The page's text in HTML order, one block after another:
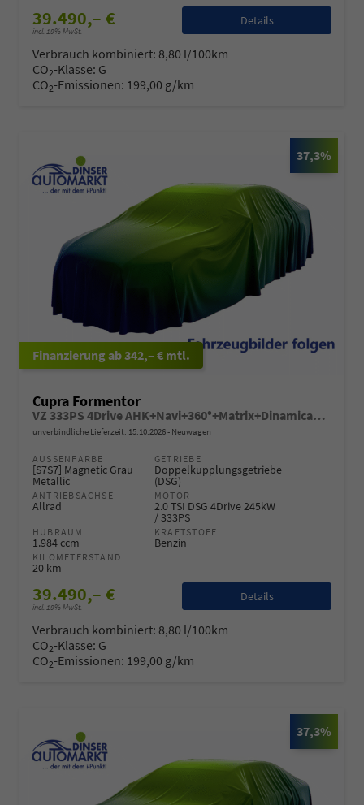
39.490,– €
incl. 19% MwSt.
Details
Verbrauch kombiniert: 8,80 l/100km
CO2-Klasse: G
CO2-Emissionen: 199,00 g/km
37,3%
ab 342,– € mtl.
Cupra Formentor
VZ 333PS 4Drive AHK+Navi+360°+Matrix+Dinamica+GV5+Parklenk+Alarm+Keyless
unverbindliche Lieferzeit: 15.10.2026 Neuwagen
AUSSENFARBE
[S7S7] Magnetic Grau
Metallic
GETRIEBE
Doppelkupplungsgetriebe
(DSG)
ANTRIEBSACHSE
Allrad
MOTOR
2.0 TSI DSG 4Drive 245kW
/ 333PS
HUBRAUM
1.984 ccm
KRAFTSTOFF
Benzin
KILOMETERSTAND
20 km
39.490,– €
incl. 19% MwSt.
Details
Verbrauch kombiniert: 8,80 l/100km
CO2-Klasse: G
CO2-Emissionen: 199,00 g/km
37,3%